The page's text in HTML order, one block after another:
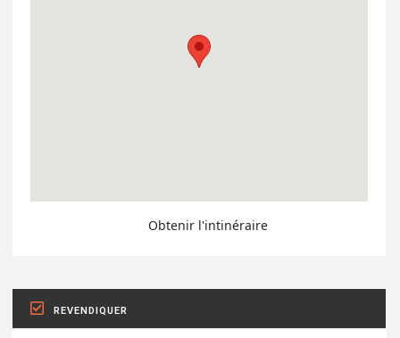
Obtenir l'intinéraire
REVENDIQUER